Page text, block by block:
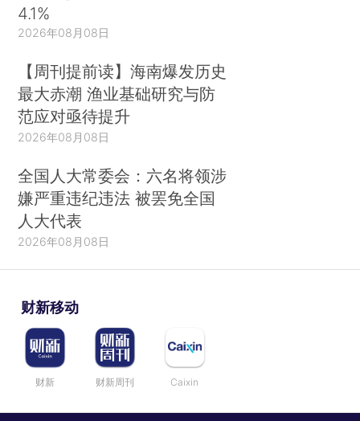
4.1%
2026年08月08日
【周刊提前读】海南爆发历史
最大赤潮 渔业基础研究与防
范应对亟待提升
2026年08月08日
全国人大常委会：六名将领涉
嫌严重违纪违法 被罢免全国
人大代表
2026年08月08日
财新移动
财新 财新周刊 Caixin